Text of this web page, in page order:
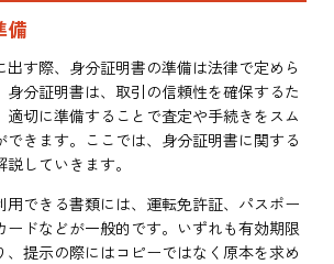
備
出す際、身分証明書の準備は法律で定めら
身分証明書は、取引の信頼性を確保するた
適切に準備することで査定や手続きをスム
できます。ここでは、身分証明書に関する
していきます。
用できる書類には、運転免許証、パスポー
ードなどが一般的です。いずれも有効期限
、提示の際にはコピーではなく原本を求め